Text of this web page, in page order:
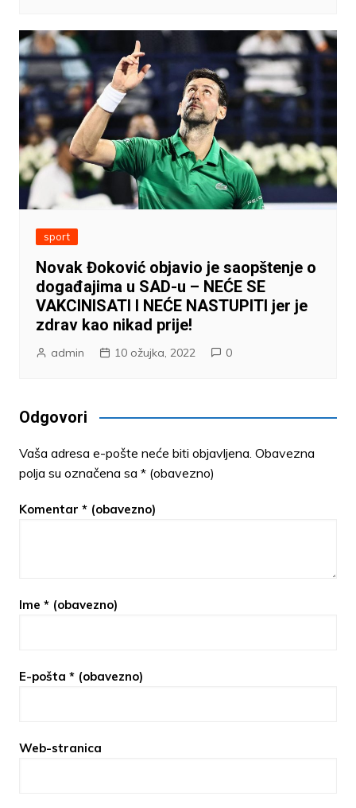
sport
Novak Đoković objavio je saopštenje o
događajima u SAD-u – NEĆE SE
VAKCINISATI I NEĆE NASTUPITI jer je
zdrav kao nikad prije!
admin 10 ožujka, 2022 0
Odgovori
Vaša adresa e-pošte neće biti objavljena. Obavezna
polja su označena sa * (obavezno)
Komentar * (obavezno)
Ime * (obavezno)
E-pošta * (obavezno)
Web-stranica